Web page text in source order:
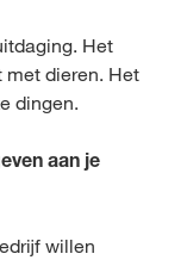
Het
met dieren. Het
dingen.
aan je
willen